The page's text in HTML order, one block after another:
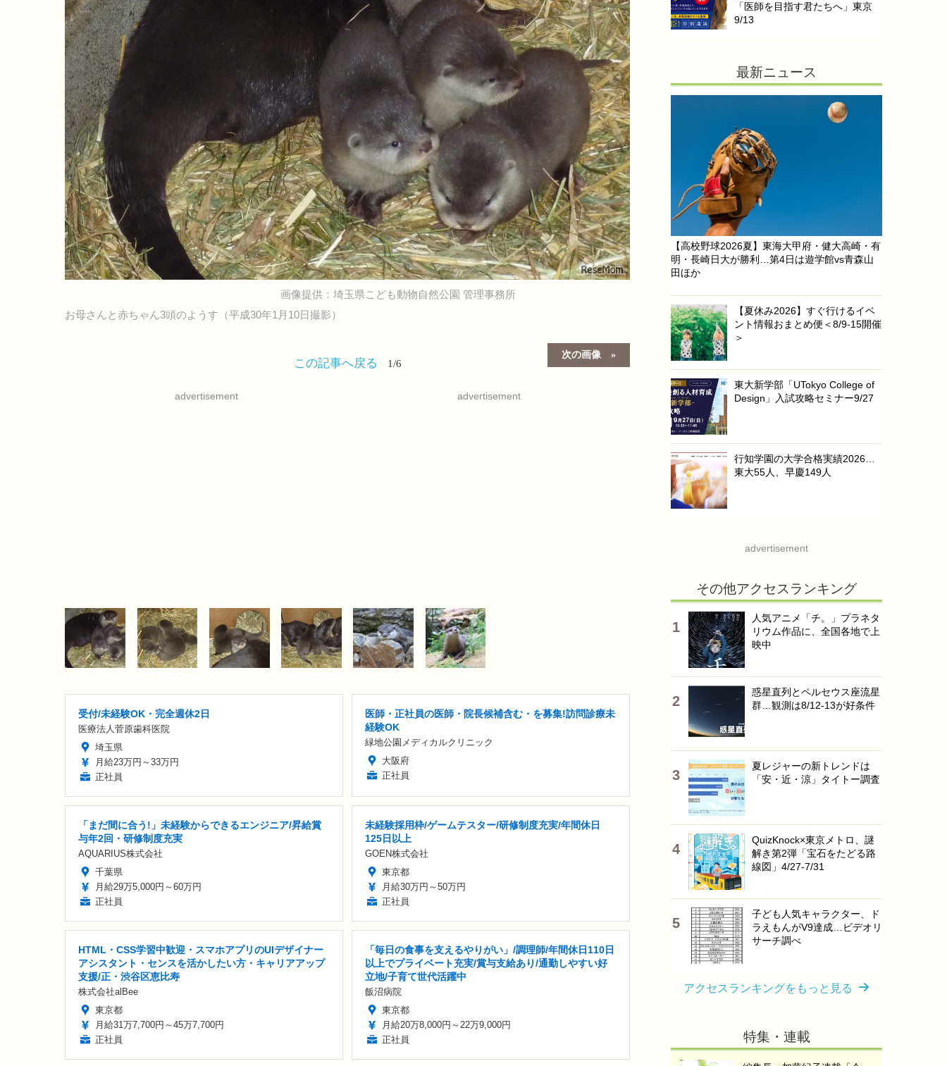
画像提供：埼玉県こども動物自然公園 管理事務所
お母さんと赤ちゃん3頭のようす（平成30年1月10日撮影）
次の画像
この記事へ戻る 1/6
advertisement advertisement
受付/未経験OK・完全週休2日
医療法人菅原歯科医院
埼玉県
月給23万円～33万円
正社員
医師・正社員の医師・院長候補含む・を募集!訪問診療未
経験OK
緑地公園メディカルクリニック
大阪府
正社員
「まだ間に合う!」未経験からできるエンジニア/昇給賞
与年2回・研修制度充実
AQUARIUS株式会社
千葉県
月給29万5,000円～60万円
正社員
未経験採用枠/ゲームテスター/研修制度充実/年間休日
125日以上
GOEN株式会社
東京都
月給30万円～50万円
正社員
HTML・CSS学習中歓迎・スマホアプリのUIデザイナー
アシスタント・センスを活かしたい方・キャリアアップ
支援/正・渋谷区恵比寿
株式会社alBee
東京都
月給31万7,700円～45万7,700円
正社員
「毎日の食事を支えるやりがい」/調理師/年間休日110日
以上でプライベート充実/賞与支給あり/通勤しやすい好
立地/子育て世代活躍中
飯沼病院
東京都
月給20万8,000円～22万9,000円
正社員
「医師を目指す君たちへ」東京
9/13
最新ニュース
【高校野球2026夏】東海大甲府・健大高崎・有
明・長崎日大が勝利…第4日は遊学館vs青森山
田ほか
【夏休み2026】すぐ行けるイベ
ント情報おまとめ便＜8/9-15開催
＞
東大新学部「UTokyo College of
Design」入試攻略セミナー9/27
行知学園の大学合格実績2026…
東大55人、早慶149人
advertisement
その他アクセスランキング
人気アニメ「チ。」プラネタ
リウム作品に、全国各地で上
映中
惑星直列とペルセウス座流星
群…観測は8/12-13が好条件
夏レジャーの新トレンドは
「安・近・涼」タイトー調査
QuizKnock×東京メトロ、謎
解き第2弾「宝石をたどる路
線図」4/27-7/31
子ども人気キャラクター、ド
ラえもんがV9達成…ビデオリ
サーチ調べ
アクセスランキングをもっと見る
特集・連載